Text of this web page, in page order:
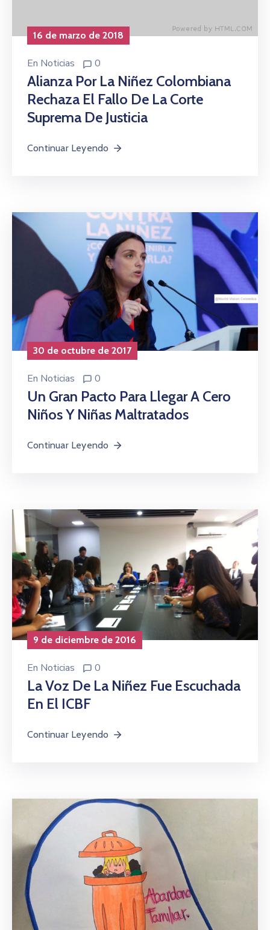
16 de marzo de 2018
En Noticias 0
Alianza Por La Niñez Colombiana
Rechaza El Fallo De La Corte
Suprema De Justicia
Continuar Leyendo
30 de octubre de 2017
En Noticias 0
Un Gran Pacto Para Llegar A Cero
Niños Y Niñas Maltratados
Continuar Leyendo
9 de diciembre de 2016
En Noticias 0
La Voz De La Niñez Fue Escuchada
En El ICBF
Continuar Leyendo